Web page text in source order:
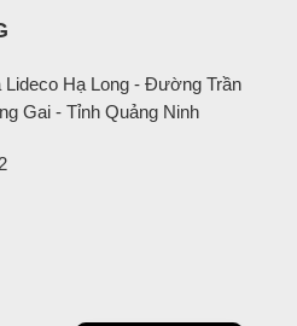
Lideco Hạ Long - Đường Trần
Gai - Tỉnh Quảng Ninh